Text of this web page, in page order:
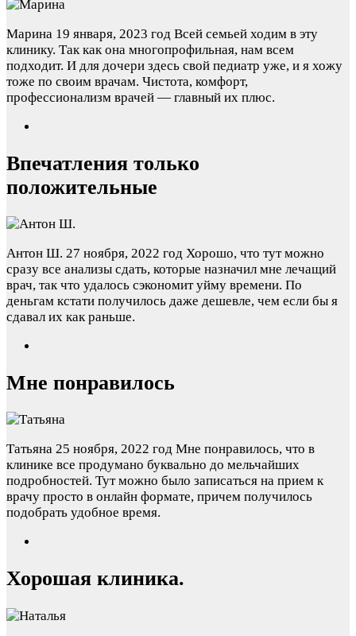
Марина 19 января, 2023 год Всей семьей ходим в эту
клинику. Так как она многопрофильная, нам всем
подходит. И для дочери здесь свой педиатр уже, и я хожу
тоже по своим врачам. Чистота, комфорт,
профессионализм врачей — главный их плюс.
Впечатления только
положительные
Антон Ш. 27 ноября, 2022 год Хорошо, что тут можно
сразу все анализы сдать, которые назначил мне лечащий
врач, так что удалось сэкономит уйму времени. По
деньгам кстати получилось даже дешевле, чем если бы я
сдавал их как раньше.
Мне понравилось
Татьяна 25 ноября, 2022 год Мне понравилось, что в
клинике все продумано буквально до мельчайших
подробностей. Тут можно было записаться на прием к
врачу просто в онлайн формате, причем получилось
подобрать удобное время.
Хорошая клиника.